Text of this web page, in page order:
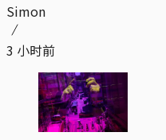
Simon
3 小时前